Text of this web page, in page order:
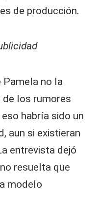
de producción.
Pamela no la
de los rumores
habría sido un
aun si existieran
entrevista dejó
resuelta que
modelo